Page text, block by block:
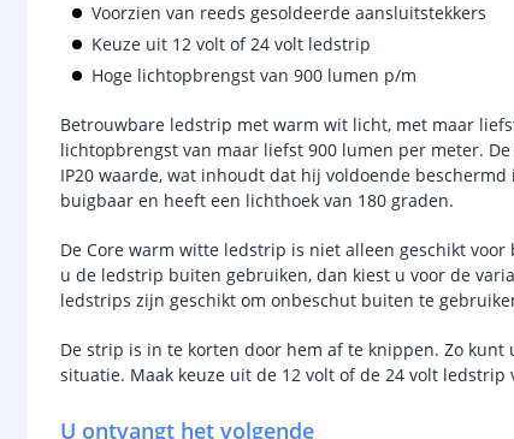
Voorzien van reeds gesoldeerde aansluitstekkers
Keuze uit 12 volt of 24 volt ledstrip
Hoge lichtopbrengst van 900 lumen p/m
Betrouwbare ledstrip met warm wit licht, met maar
lichtopbrengst van maar liefst 900 lumen per meter.
IP20 waarde, wat inhoudt dat hij voldoende
buigbaar en heeft een lichthoek van 180 graden.
De Core warm witte ledstrip is niet alleen geschikt
u de ledstrip buiten gebruiken, dan kiest u voor de
ledstrips zijn geschikt om onbeschut buiten te
De strip is in te korten door hem af te knippen. Zo
situatie. Maak keuze uit de 12 volt of de 24 volt ledstrip
U ontvangt het volgende